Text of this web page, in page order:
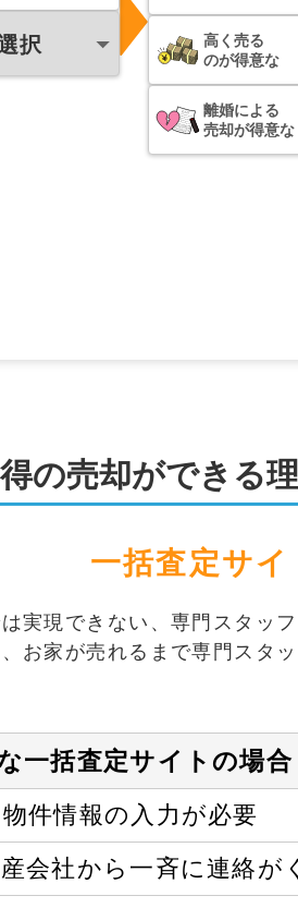
択
高く売る
のが得意な
離婚による
売却が得意な
の売却ができる
一括査定サイ
実現できない、専門スタッ
お家が売れるまで専門スタ
一括査定サイトの場合
件情報の 入力が必要
会社から 一斉に連絡が